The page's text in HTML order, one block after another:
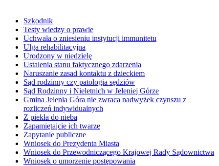
Szkodnik
Testy wiedzy o prawie
Uchwała o zniesieniu instytucji immunitetu
Ulga rehabilitacyjna
Urodzony w niedzielę
Ustalenia stanu faktycznego zdarzenia
Naruszanie zasad kontaktu z dzieckiem
Sąd rodzinny czy patologia sędziów
Sąd Rodzinny i Nieletnich w Jeleniej Górze
Gmina Jelenia Góra nie zwraca nadwyżek czynszu z
rozliczeń indywidualnych
Z piekła do nieba
Zapamiętajcie ich twarze
Zapytanie publiczne
Wniosek do Prezydenta Miasta
Wniosek do Przewodniczącego Krajowej Rady Sądownictwa
Wniosek o umorzenie postępowania